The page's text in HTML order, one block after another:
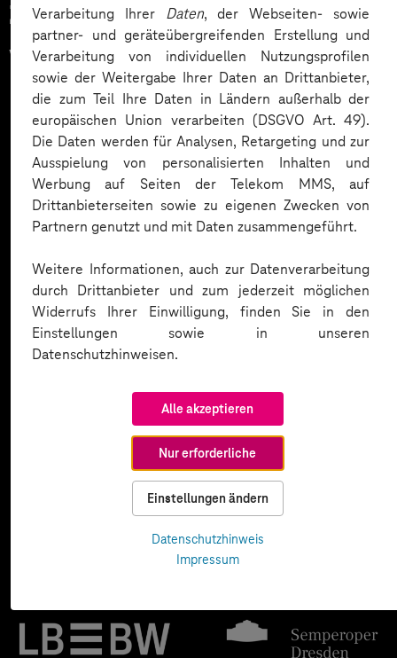
Verarbeitung Ihrer Daten, der Webseiten- sowie
partner- und geräteübergreifenden Erstellung und
Verarbeitung von individuellen Nutzungsprofilen
sowie der Weitergabe Ihrer Daten an Drittanbieter,
die zum Teil Ihre Daten in Ländern außerhalb der
europäischen Union verarbeiten (DSGVO Art. 49).
Die Daten werden für Analysen, Retargeting und zur
Ausspielung von personalisierten Inhalten und
Werbung auf Seiten der Telekom MMS, auf
Drittanbieterseiten sowie zu eigenen Zwecken von
Partnern genutzt und mit Daten zusammengeführt.
Weitere Informationen, auch zur Datenverarbeitung
durch Drittanbieter und zum jederzeit möglichen
Widerrufs Ihrer Einwilligung, finden Sie in den
Einstellungen sowie in unseren
Datenschutzhinweisen.
Alle akzeptieren
Nur erforderliche
Einstellungen ändern
Datenschutzhinweis
Impressum
Zahlreiche Unternehmen
vertrauen auf unsere
Expertise. Hier eine Auswahl: